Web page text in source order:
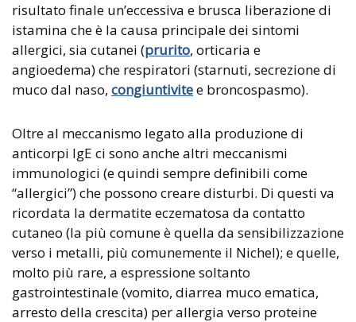
risultato finale un’eccessiva e brusca liberazione di
istamina che è la causa principale dei sintomi
allergici, sia cutanei (prurito, orticaria e
angioedema) che respiratori (starnuti, secrezione di
muco dal naso, congiuntivitee broncospasmo).
Oltre al meccanismo legato alla produzione di
anticorpi IgE ci sono anche altri meccanismi
immunologici (e quindi sempre definibili come
“allergici”) che possono creare disturbi. Di questi va
ricordata la dermatite eczematosa da contatto
cutaneo (la più comune è quella da sensibilizzazione
verso i metalli, più comunemente il Nichel); e quelle,
molto più rare, a espressione soltanto
gastrointestinale (vomito, diarrea muco ematica,
arresto della crescita) per allergia verso proteine